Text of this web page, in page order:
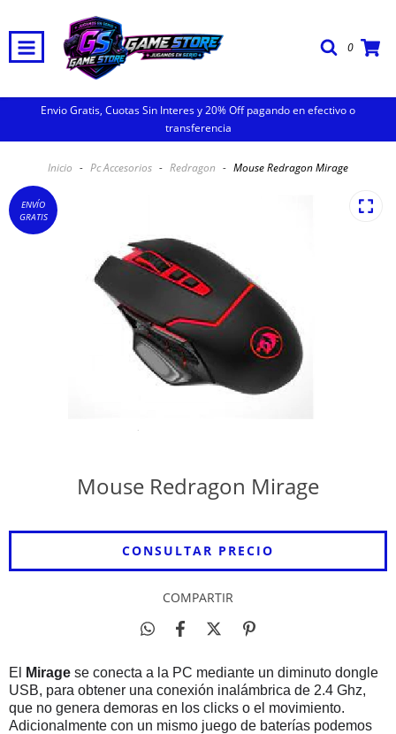
0
Envio Gratis, Cuotas Sin Interes y 20% Off pagando en efectivo o
transferencia
Inicio - Pc Accesorios - Redragon - Mouse Redragon Mirage
ENVÍO
GRATIS
Mouse Redragon Mirage
COMPARTIR
El Mirage se conecta a la PC mediante un diminuto dongle
USB, para obtener una conexión inalámbrica de 2.4 Ghz,
que no genera demoras en los clicks o el movimiento.
Adicionalmente con un mismo juego de baterías podemos